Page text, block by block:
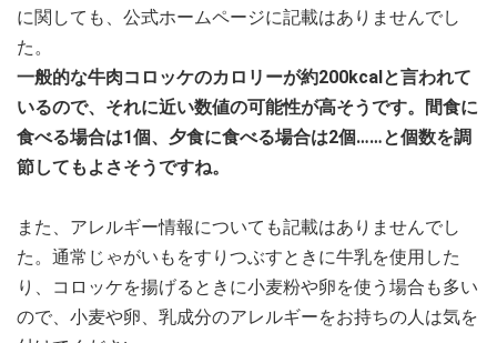
に関しても、公式ホームページに記載はありませんでし
た。
一般的な牛肉コロッケのカロリーが約200kcalと言われて
いるので、それに近い数値の可能性が高そうです。間食に
食べる場合は1個、夕食に食べる場合は2個……と個数を調
節してもよさそうですね。
また、アレルギー情報についても記載はありませんでし
た。通常じゃがいもをすりつぶすときに牛乳を使用した
り、コロッケを揚げるときに小麦粉や卵を使う場合も多い
ので、小麦や卵、乳成分のアレルギーをお持ちの人は気を